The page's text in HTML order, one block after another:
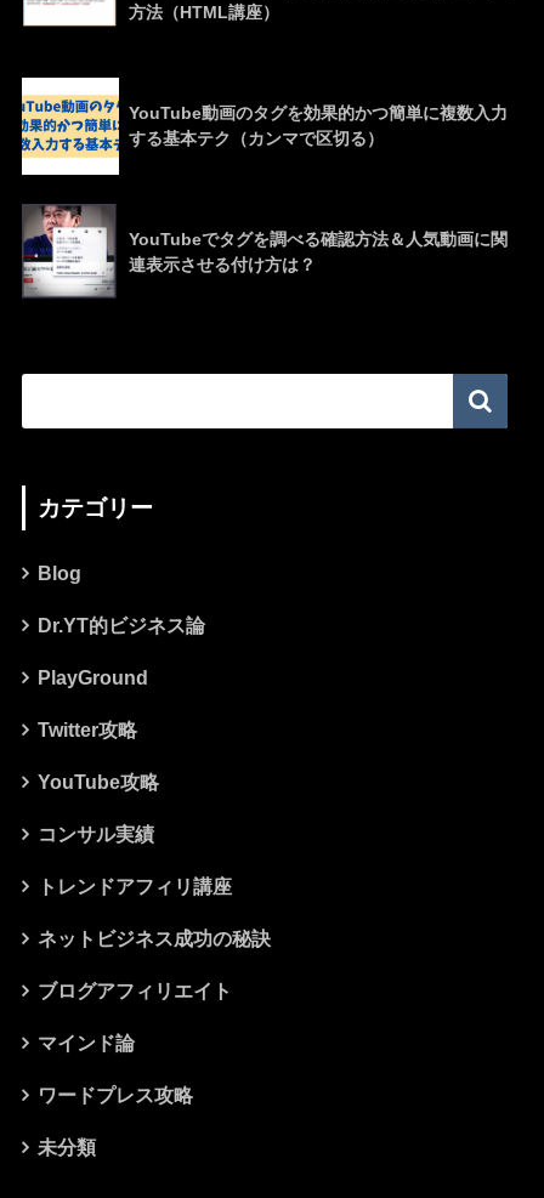
方法（HTML講座）
YouTube動画のタグを効果的かつ簡単に複数入力
する基本テク（カンマで区切る）
YouTubeでタグを調べる確認方法＆人気動画に関
連表示させる付け方は？
カテゴリー
Blog
Dr.YT的ビジネス論
PlayGround
Twitter攻略
YouTube攻略
コンサル実績
トレンドアフィリ講座
ネットビジネス成功の秘訣
ブログアフィリエイト
マインド論
ワードプレス攻略
未分類